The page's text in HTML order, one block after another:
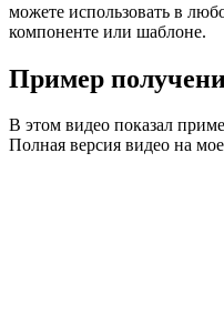
можете использовать в
компоненте или шаблоне.
Пример
В этом видео показал
Полная версия видео на